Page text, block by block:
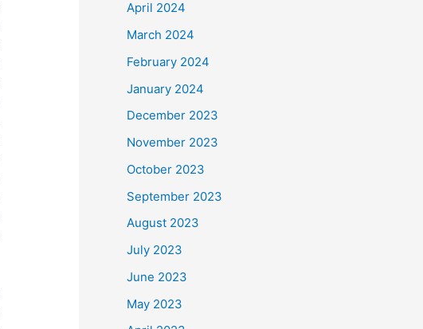
April 2024
March 2024
February 2024
January 2024
December 2023
November 2023
October 2023
September 2023
August 2023
July 2023
June 2023
May 2023